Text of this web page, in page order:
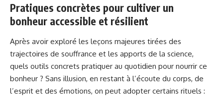
Pratiques concrètes pour cultiver un
bonheur accessible et résilient
Après avoir exploré les leçons majeures tirées des
trajectoires de souffrance et les apports de la science,
quels outils concrets pratiquer au quotidien pour nourrir ce
bonheur ? Sans illusion, en restant à l’écoute du corps, de
l’esprit et des émotions, on peut adopter certains rituels :